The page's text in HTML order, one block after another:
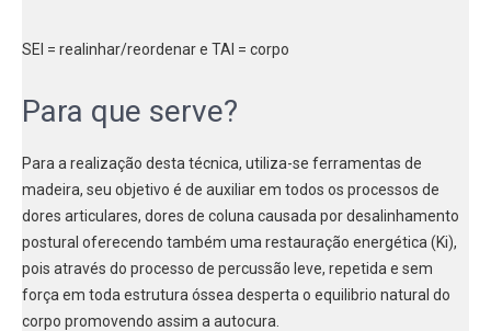
SEI = realinhar/reordenar e TAI = corpo
Para que serve?
Para a realização desta técnica, utiliza-se ferramentas de
madeira, seu objetivo é de auxiliar em todos os processos de
dores articulares, dores de coluna causada por desalinhamento
postural oferecendo também uma restauração energética (Ki),
pois através do processo de percussão leve, repetida e sem
força em toda estrutura óssea desperta o equilibrio natural do
corpo promovendo assim a autocura.